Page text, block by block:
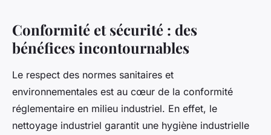
Conformité et sécurité : des
bénéfices incontournables
Le respect des normes sanitaires et
environnementales est au cœur de la conformité
réglementaire en milieu industriel. En effet, le
nettoyage industriel garantit une hygiène industrielle